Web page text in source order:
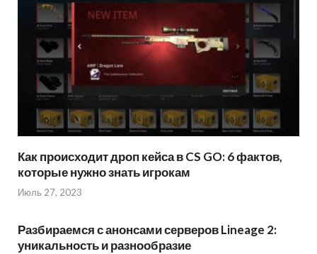
Как происходит дроп кейса в CS GO: 6 фактов,
которые нужно знать игрокам
Июль 27, 2023
Разбираемся с анонсами серверов Lineage 2:
уникальность и разнообразие